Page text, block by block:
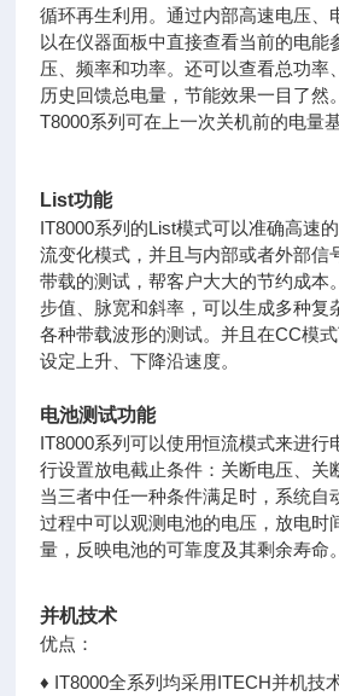
循环再生利用。通过内部高速电压、
以在仪器面板中直接查看当前的电能
压、频率和功率。还可以查看总功率
历史回馈总电量，节能效果一目了然
T8000系列可在上一次关机前的电量
List功能
IT8000系列的List模式可以准确高速
流变化模式，并且与内部或者外部信
带载的测试，帮客户大大的节约成本
步值、脉宽和斜率，可以生成多种复
各种带载波形的测试。并且在CC模
设定上升、下降沿速度。
电池测试功能
IT8000系列可以使用恒流模式来进行
行设置放电截止条件：关断电压、关
当三者中任一种条件满足时，系统自
过程中可以观测电池的电压，放电时
量，反映电池的可靠度及其剩余寿命。
并机技术
优点：
♦ IT8000全系列均采用ITECH并机技